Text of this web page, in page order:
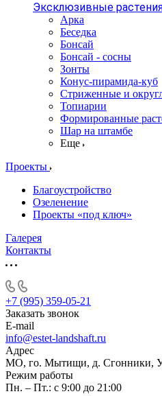
Эксклюзивные
Арка
Беседка
Бонсай
Бонсай - сосны
Зонты
Конус-пирамида-куб
Стриженные и
Топиарии
Формированные
Шар на штамбе
Еще
Проекты
Благоустройство
Озеленение
Проекты «под ключ»
Галерея
Контакты
+7 (995) 359-05-21
Заказать звонок
E-mail
info@estet-landshaft.ru
Адрес
МО, го. Мытищи, д. Сгонники,
Режим работы
Пн. – Пт.: с 9:00 до 21:00